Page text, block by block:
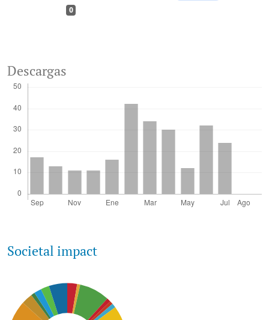
0
Descargas
Societal impact